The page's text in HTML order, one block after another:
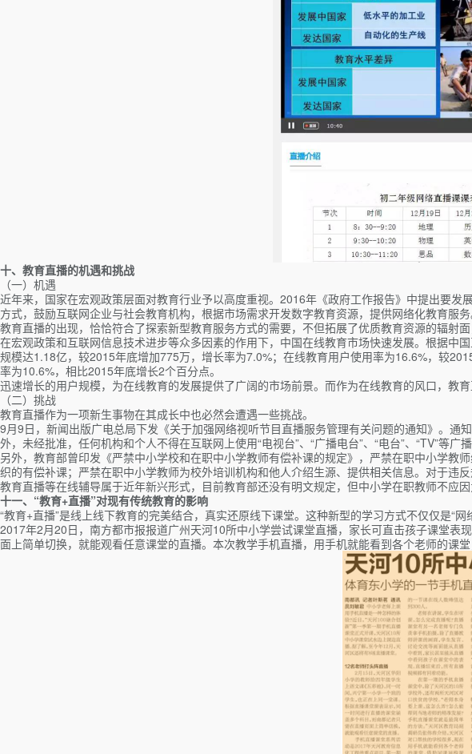
十、教育直播的机遇和挑战
（一）机遇
近年来，国家在宏观政策层面对教育行业予以高度重视。2016年《政府工作报告》中提出要
方式，鼓励互联网企业与社会教育机构，根据市场需求开发数字教育资源，提供网络化教育服务
教育直播的出现，恰恰符合了探索新型教育服务方式的需要，不但拓展了优质教育资源的辐射
在宏观政策和互联网信息技术进步等众多因素的作用下，中国在线教育市场快速发展。根据
规模达1.18亿，较2015年底增加775万，增长率为7.0%；在线教育用户使用率为16.6%，较
率为10.6%，相比2015年底增长2个百分点。
迅速增长的用户规模，为在线教育的发展提供了广阔的市场前景。而作为在线教育的风口，教育
（二）挑战
教育直播作为一项新生事物在其成长中也必然会遭遇一些挑战。
9月9日，新闻出版广电总局下发《关于加强网络视听节目直播服务管理有关问题的通知》。
外，未经批准，任何机构和个人不得在互联网上使用“电视台”、“广播电台”、“电台”、“TV”等
另外，教育部曾印发《严禁中小学校和在职中小学教师有偿补课的规定》，严禁在职中小学
织的有偿补课；严禁在职中小学教师为校外培训机构和他人介绍生源、提供相关信息。对于违
教育直播等在线辅导属于近年新兴形式，目前教育部还没有明文规定，但中小学在职教师不应
十一、“教育+直播”对现有传统教育的影响
“教育+直播”是线上线下教育的完美结合，真实还原线下课堂。这种新型的学习方式不仅仅是“
2017年2月20日，南方都市报报道广州天河10所中小学尝试课堂直播，家长可直击孩子课堂
面上简单切换，就能观看任意课堂的直播。本次教学手机直播，用手机就能看到各个老师的课